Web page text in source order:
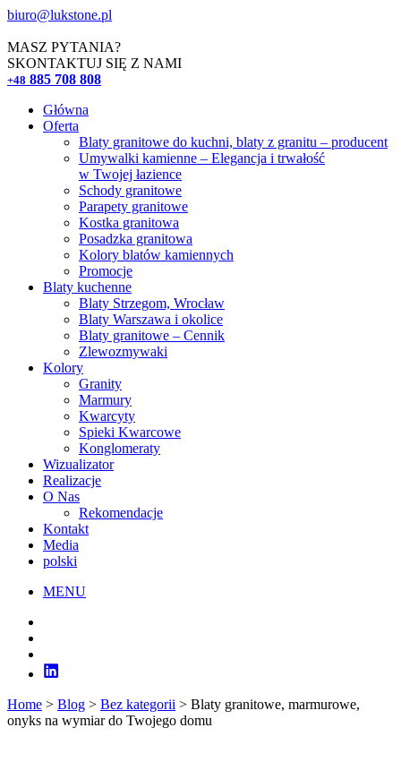
biuro@lukstone.pl
MASZ PYTANIA?
SKONTAKTUJ SIĘ Z NAMI
+48 885 708 808
Główna
Oferta
Blaty granitowe do kuchni, blaty z granitu – producent
Umywalki kamienne – Elegancja i trwałość
w Twojej łazience
Schody granitowe
Parapety granitowe
Kostka granitowa
Posadzka granitowa
Kolory blatów kamiennych
Promocje
Blaty kuchenne
Blaty Strzegom, Wrocław
Blaty Warszawa i okolice
Blaty granitowe – Cennik
Zlewozmywaki
Kolory
Granity
Marmury
Kwarcyty
Spieki Kwarcowe
Konglomeraty
Wizualizator
Realizacje
O Nas
Rekomendacje
Kontakt
Media
polski
MENU
Home > Blog > Bez kategorii > Blaty granitowe, marmurowe,
onyks na wymiar do Twojego domu